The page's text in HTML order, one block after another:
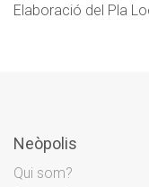
Elaboració del Pla
Neòpolis
Qui som?